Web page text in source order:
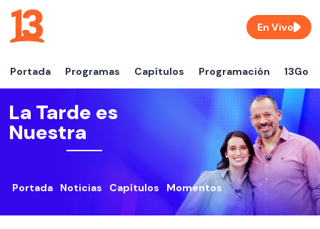
Portada Programas Capítulos Programación 13Go
En Vivo
La Tarde es
Nuestra
Portada Noticias Capítulos Momentos